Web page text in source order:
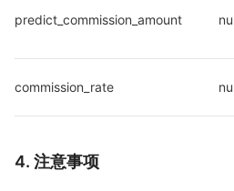
predict_commission_amount
commission_rate
4. 注意事项